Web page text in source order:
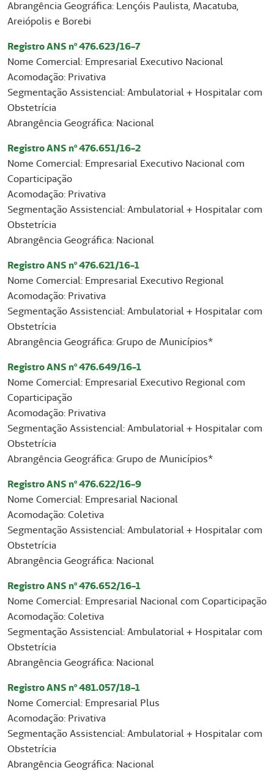
Abrangência Geográfica: Lençóis Paulista, Macatuba,
Areiópolis e Borebi
Registro ANS nº 476.623/16-7
Nome Comercial: Empresarial Executivo Nacional
Acomodação: Privativa
Segmentação Assistencial: Ambulatorial + Hospitalar com
Obstetrícia
Abrangência Geográfica: Nacional
Registro ANS nº 476.651/16-2
Nome Comercial: Empresarial Executivo Nacional com
Coparticipação
Acomodação: Privativa
Segmentação Assistencial: Ambulatorial + Hospitalar com
Obstetrícia
Abrangência Geográfica: Nacional
Registro ANS nº 476.621/16-1
Nome Comercial: Empresarial Executivo Regional
Acomodação: Privativa
Segmentação Assistencial: Ambulatorial + Hospitalar com
Obstetrícia
Abrangência Geográfica: Grupo de Municípios*
Registro ANS nº 476.649/16-1
Nome Comercial: Empresarial Executivo Regional com
Coparticipação
Acomodação: Privativa
Segmentação Assistencial: Ambulatorial + Hospitalar com
Obstetrícia
Abrangência Geográfica: Grupo de Municípios*
Registro ANS nº 476.622/16-9
Nome Comercial: Empresarial Nacional
Acomodação: Coletiva
Segmentação Assistencial: Ambulatorial + Hospitalar com
Obstetrícia
Abrangência Geográfica: Nacional
Registro ANS nº 476.652/16-1
Nome Comercial: Empresarial Nacional com Coparticipação
Acomodação: Coletiva
Segmentação Assistencial: Ambulatorial + Hospitalar com
Obstetrícia
Abrangência Geográfica: Nacional
Registro ANS nº 481.057/18-1
Nome Comercial: Empresarial Plus
Acomodação: Privativa
Segmentação Assistencial: Ambulatorial + Hospitalar com
Obstetrícia
Abrangência Geográfica: Nacional